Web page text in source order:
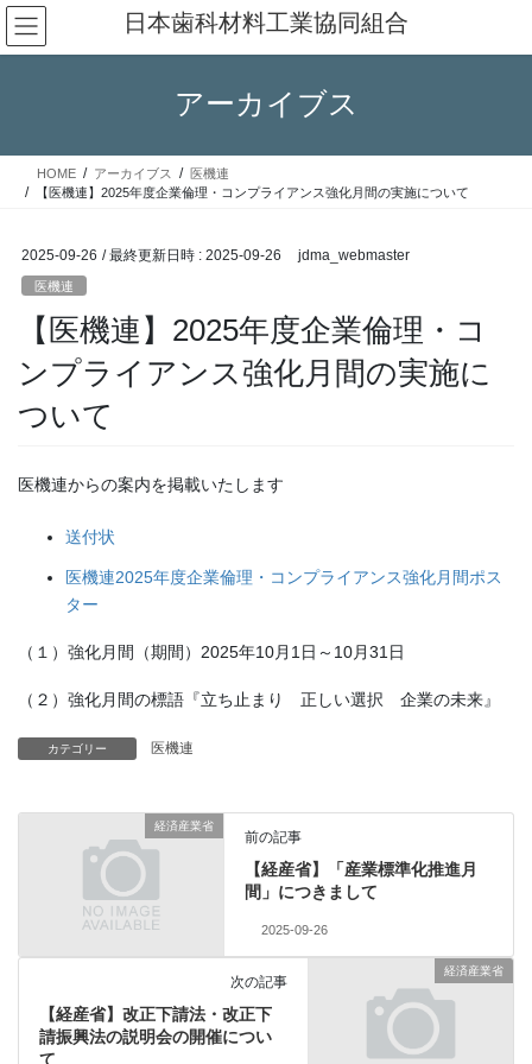
コ
ン
テ
ス
ナ
ビ
ゲ
ン
日本歯科材料工業協同組合
アーカイブス
HOME アーカイブス
医機連
【医機連】2025年度企業倫理・コンプライアンス強化月間の実施について
2025-09-26 / 最終更新日時 : 2025-09-26 jdma_webmaster
医機連
【医機連】2025年度企業倫理・コ
ンプライアンス強化月間の実施に
ついて
医機連からの案内を掲載いたします
送付状
医機連2025年度企業倫理・コンプライアンス強化月間ポス
ター
（１）強化月間（期間）2025年10月1日～10月31日
（２）強化月間の標語『立ち止まり 正しい選択 企業の未来』
カテゴリー 医機連
経済産業省
前の記事
【経産省】「産業標準化推進月
間」につきまして
2025-09-26
経済産業省
次の記事
【経産省】改正下請法・改正下
請振興法の説明会の開催につい
て